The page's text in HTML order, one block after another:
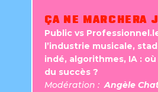
ÇA NE MARCHERA
Public vs
l’industrie musicale,
indé, algorithmes, IA :
du succès ?
Modération :Angèle